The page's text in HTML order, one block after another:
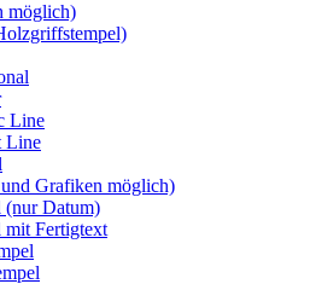
möglich)
Line
Line
Grafiken möglich)
(nur Datum)
mit Fertigtext